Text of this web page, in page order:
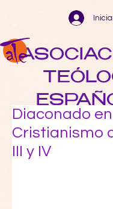
Diaconado en
Cristianismo
III y IV